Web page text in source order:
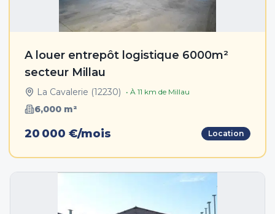
A louer entrepôt logistique 6000m²
secteur Millau
La Cavalerie (12230) • À 11 km de Millau
6,000 m²
20 000 €/mois Location